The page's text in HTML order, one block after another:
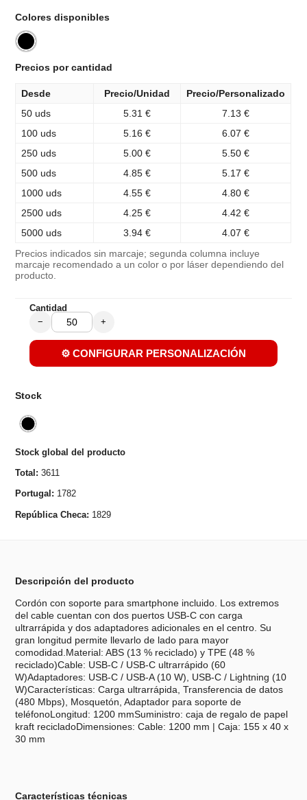
Colores disponibles
Precios por cantidad
Desde Precio/Unidad
Precio/Personalizado
50 uds
5.31 €
7.13 €
100 uds
5.16 €
6.07 €
250 uds
5.00 €
5.50 €
500 uds
4.85 €
5.17 €
1000 uds
4.55 €
4.80 €
2500 uds
4.25 €
4.42 €
5000 uds
3.94 € 4.07 €
Precios indicados sin marcaje; segunda columna incluye
marcaje recomendado a un color o por láser dependiendo del
producto.
Cantidad
− +
⚙️ CONFIGURAR PERSONALIZACIÓN
Stock
Stock global del producto
Total: 3611
Portugal: 1782
República Checa: 1829
Descripción del producto
Cordón con soporte para smartphone incluido. Los extremos
del cable cuentan con dos puertos USB-C con carga
ultrarrápida y dos adaptadores adicionales en el centro. Su
gran longitud permite llevarlo de lado para mayor
comodidad.Material: ABS (13 % reciclado) y TPE (48 %
reciclado)Cable: USB-C / USB-C ultrarrápido (60
W)Adaptadores: USB-C / USB-A (10 W), USB-C / Lightning (10
W)Características: Carga ultrarrápida, Transferencia de datos
(480 Mbps), Mosquetón, Adaptador para soporte de
teléfonoLongitud: 1200 mmSuministro: caja de regalo de papel
kraft recicladoDimensiones: Cable: 1200 mm | Caja: 155 x 40 x
30 mm
Características técnicas